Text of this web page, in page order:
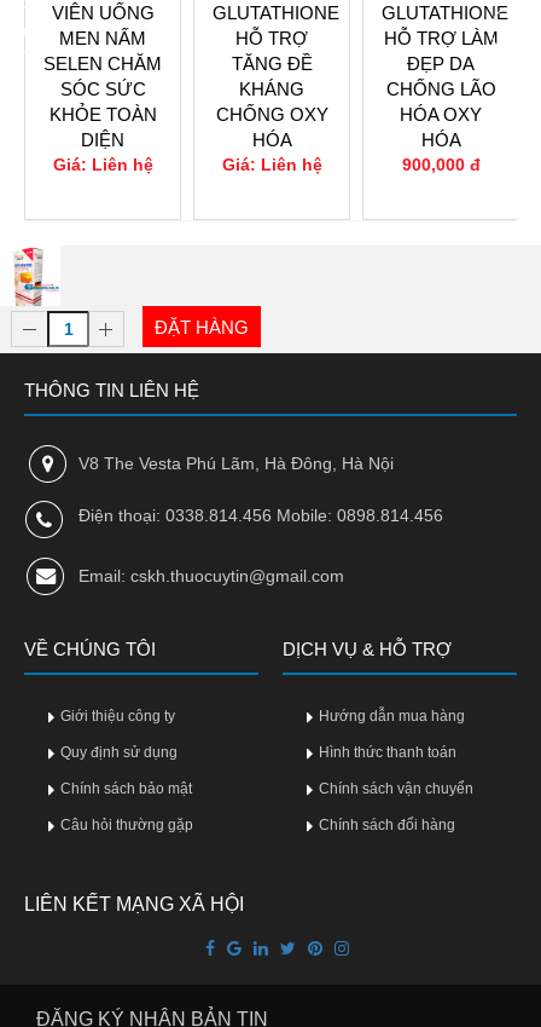
VIÊN UỐNG
MEN NẤM
SELEN CHĂM
SÓC SỨC
KHỎE TOÀN
DIỆN
Giá: Liên hệ
GLUTATHIONE
HỖ TRỢ
TĂNG ĐỀ
KHÁNG
CHỐNG OXY
HÓA
Giá: Liên hệ
GLUTATHIONE
HỖ TRỢ LÀM
ĐẸP DA
CHỐNG LÃO
HÓA OXY
HÓA
900,000 đ
next
ĐẶT HÀNG
THÔNG TIN LIÊN HỆ
V8 The Vesta Phú Lãm, Hà Đông, Hà Nội
Điện thoại: 0338.814.456 Mobile: 0898.814.456
Email: cskh.thuocuytin@gmail.com
VỀ CHÚNG TÔI
Giới thiệu công ty
Quy định sử dụng
Chính sách bảo mật
Câu hỏi thường gặp
DỊCH VỤ & HỖ TRỢ
Hướng dẫn mua hàng
Hình thức thanh toán
Chính sách vận chuyển
Chính sách đổi hàng
LIÊN KẾT MẠNG XÃ HỘI
ĐĂNG KÝ NHẬN BẢN TIN